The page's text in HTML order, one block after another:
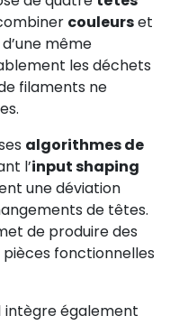
couleurset
même
les déchets
filaments ne
algorithmes de
l’input shaping
une déviation
de têtes.
de produire des
fonctionnelles
intègre également